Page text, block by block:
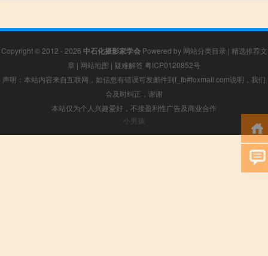
Copyright © 2012 - 2026 中石化摄影家学会Powered by 网站分类目录 | 精选推荐文
章 | 网站地图 | 疑难解答 粤ICP0120852号
声明：本站内容来自互联网，如信息有错误可发邮件到f_fb#foxmail.com说明，我们
会及时纠正，谢谢
本站仅为个人兴趣爱好，不接盈利性广告及商业合作
小男孩